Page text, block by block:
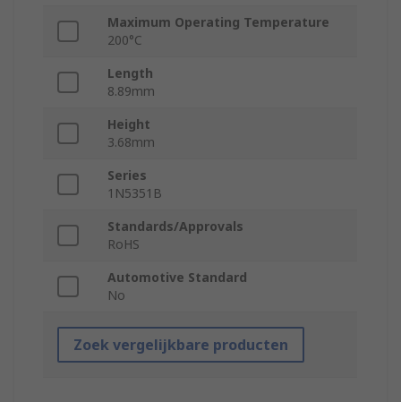
Maximum Operating Temperature
200°C
Length
8.89mm
Height
3.68mm
Series
1N5351B
Standards/Approvals
RoHS
Automotive Standard
No
Zoek vergelijkbare producten